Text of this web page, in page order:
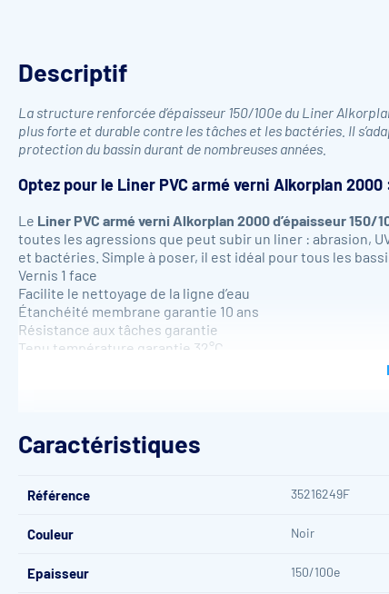
Descriptif
La structure renforcée d’épaisseur 150/100e du Liner
plus forte et durable contre les tâches et les bactéries. Il
protection du bassin durant de nombreuses années.
Optez pour le Liner PVC armé verni Alkorplan
Le Liner PVC armé verni Alkorplan 2000 d’épaisseur 150/
toutes les agressions que peut subir un liner : abrasion,
et bactéries. Simple à poser, il est idéal pour tous les
Vernis 1 face
Facilite le nettoyage de la ligne d’eau
Étanchéité membrane garantie 10 ans
Résistance aux tâches garantie
Tenu température garantie 32°C
Caractéristiques
Référence 35216249F
Couleur Noir
Epaisseur 150/100e